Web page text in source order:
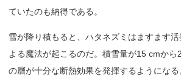
ていたのも納得である。
雪が降り積もると、ハタネズミはますます
よる魔法が起こるのだ。積雪量が15 cmか
の層が十分な断熱効果を発揮するようにな